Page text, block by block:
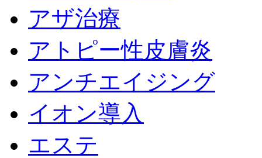
アザ治療
アトピー性皮膚炎
アンチエイジング
イオン導入
エステ